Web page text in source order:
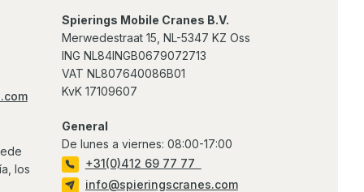
los
Spierings Mobile Cranes B.V.
Merwedestraat 15, NL-5347 KZ Oss
ING NL84INGB0679072713
VAT NL807640086B01
KvK 17109607
General
De lunes a viernes: 08:00-17:00
+31(0)412 69 77 77
info@spieringscranes.com